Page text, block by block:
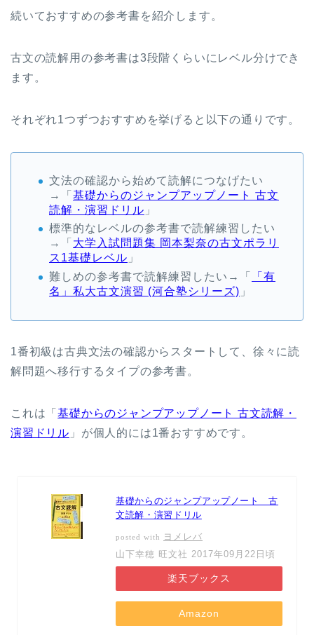
続いておすすめの参考書を紹介します。
古文の読解用の参考書は3段階くらいにレベル分けでき
ます。
それぞれ1つずつおすすめを挙げると以下の通りです。
文法の確認から始めて読解につなげたい
→「 基礎からのジャンプアップノート 古文
読解・演習ドリル 」
標準的なレベルの参考書で読解練習したい
→「 大学入試問題集 岡本梨奈の古文ポラリ
ス1基礎レベル 」
難しめの参考書で読解練習したい→「
「有
名」私大古文演習 (河合塾シリーズ) 」
1番初級は古典文法の確認からスタートして、徐々に読
解問題へ移行するタイプの参考書。
これは「基礎からのジャンプアップノート 古文読解・
演習ドリル 」が個人的には1番おすすめです。
基礎からのジャンプアップノート 古
文読解・演習ドリル
posted with
ヨメレバ
山下幸穂 旺文社 2017年09月22日頃
楽天ブックス
Amazon